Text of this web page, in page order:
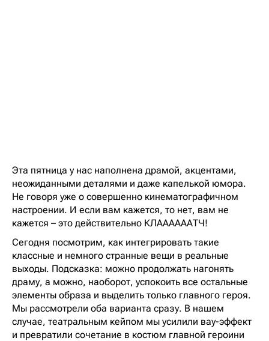
Эта пятница у нас наполнена драмой, акцентами,
неожиданными деталями и даже капелькой юмора.
Не говоря уже о совершенно кинематографичном
настроении. И если вам кажется, то нет, вам не
кажется – это действительно КЛААААААТЧ!
Сегодня посмотрим, как интегрировать такие
классные и немного странные вещи в реальные
выходы. Подсказка: можно продолжать нагонять
драму, а можно, наоборот, успокоить все остальные
элементы образа и выделить только главного героя.
Мы рассмотрели оба варианта сразу. В нашем
случае, театральным кейпом мы усилили вау-эффект
и превратили сочетание в костюм главной героини